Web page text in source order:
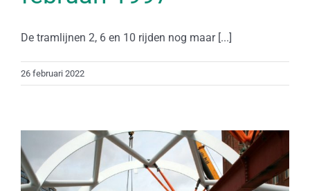
De tramlijnen 2, 6 en 10 rijden nog maar [...]
26 februari 2022